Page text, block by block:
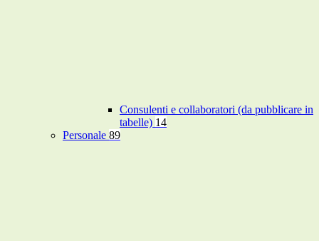
Consulenti e collaboratori (da pubblicare in
tabelle) 14
Personale 89